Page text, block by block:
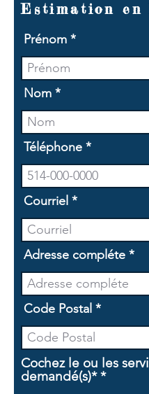
Estimation en
Prénom
Nom
Téléphone
Courriel
Adresse compléte
Code Postal
Cochez le ou les
demandé(s)* *O